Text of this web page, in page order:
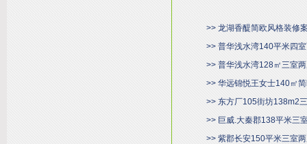
>> 龙湖香醍简欧风格装修
>> 普华浅水湾140平米四
>> 普华浅水湾128㎡三室
>> 华远锦悦王女士140㎡
>> 东方厂105街坊138m2
>> 巨威.大秦郡138平米三
>> 紫郡长安150平米三室